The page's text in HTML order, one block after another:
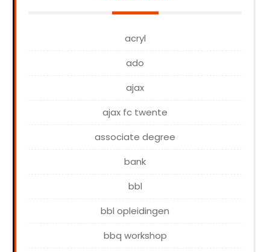
acryl
ado
ajax
ajax fc twente
associate degree
bank
bbl
bbl opleidingen
bbq workshop